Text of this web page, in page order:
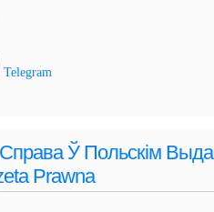
Telegram
Ў Польскім
Prawna